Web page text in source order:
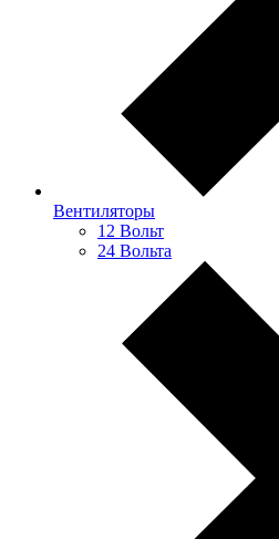
Вентиляторы
12 Вольт
24 Вольта